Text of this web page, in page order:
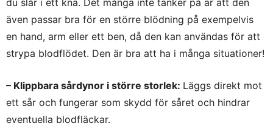
även passar bra för en större blödning på exempelvis
en hand, arm eller ett ben, då den kan användas för att
strypa blodflödet. Den är bra att ha i många situationer!
– Klippbara sårdynor i större storlek: Läggs direkt mot
ett sår och fungerar som skydd för såret och hindrar
eventuella blodfläckar.